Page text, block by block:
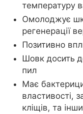
температуру
Омолоджує
регенерації
Позитивно
Шовк досить
пил
Має
властивості,
кліщів, та